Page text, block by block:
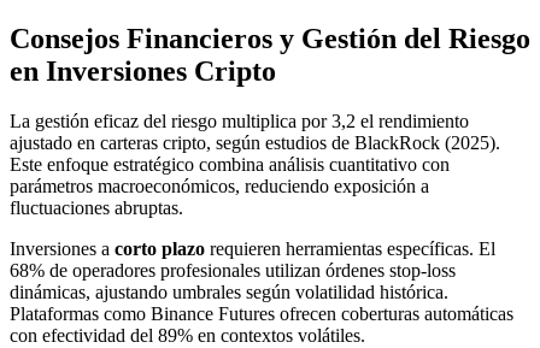
Consejos Financieros y Gestión del Riesgo
en Inversiones Cripto
La gestión eficaz del riesgo multiplica por 3,2 el rendimiento
ajustado en carteras cripto, según estudios de BlackRock (2025).
Este enfoque estratégico combina análisis cuantitativo con
parámetros macroeconómicos, reduciendo exposición a
fluctuaciones abruptas.
Inversiones a corto plazo requieren herramientas específicas. El
68% de operadores profesionales utilizan órdenes stop-loss
dinámicas, ajustando umbrales según volatilidad histórica.
Plataformas como Binance Futures ofrecen coberturas automáticas
con efectividad del 89% en contextos volátiles.